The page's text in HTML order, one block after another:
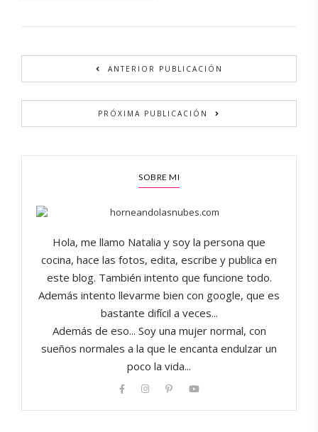
ANTERIOR PUBLICACIÓN
PRÓXIMA PUBLICACIÓN
SOBRE MI
Hola, me llamo Natalia y soy la persona que
cocina, hace las fotos, edita, escribe y publica en
este blog. También intento que funcione todo.
Además intento llevarme bien con google, que es
bastante difícil a veces...
Además de eso... Soy una mujer normal, con
sueños normales a la que le encanta endulzar un
poco la vida...